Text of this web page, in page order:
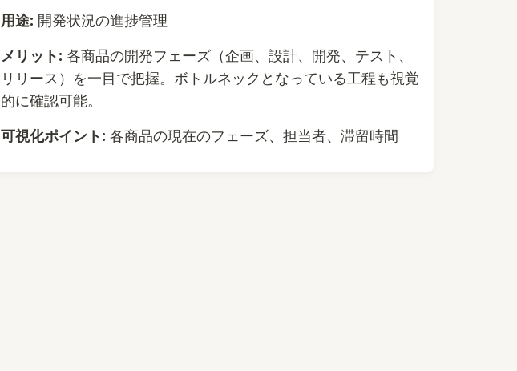
用途: 開発状況の進捗管理
メリット: 各商品の開発フェーズ（企画、設計、開発、テスト、
リリース）を一目で把握。ボトルネックとなっている工程も視覚
的に確認可能。
可視化ポイント: 各商品の現在のフェーズ、担当者、滞留時間